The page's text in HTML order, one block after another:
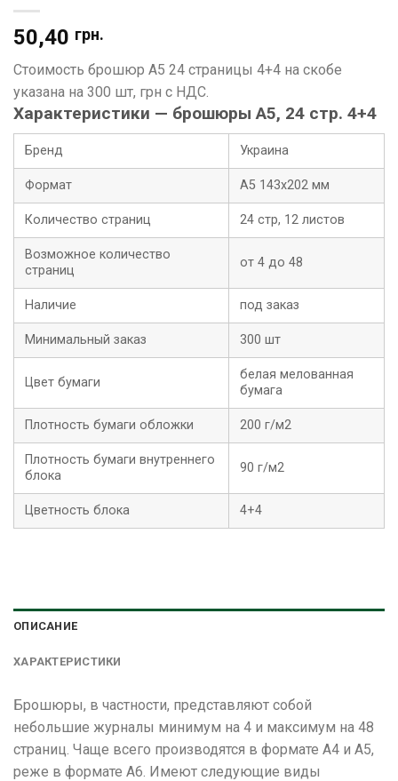
50,40 грн.
Стоимость брошюр А5 24 страницы 4+4 на скобе
указана на 300 шт, грн с НДС.
Характеристики — брошюры А5, 24 стр. 4+4
Бренд Украина
Формат А5 143х202 мм
Количество страниц 24 стр, 12 листов
Возможное количество
страниц
от 4 до 48
Наличие под заказ
Минимальный заказ 300 шт
Цвет бумаги
белая мелованная
бумага
Плотность бумаги обложки 200 г/м2
Плотность бумаги внутреннего
блока
90 г/м2
Цветность блока 4+4
ОПИСАНИЕ
ХАРАКТЕРИСТИКИ
Брошюры, в частности, представляют собой
небольшие журналы минимум на 4 и максимум на 48
страниц. Чаще всего производятся в формате А4 и А5,
реже в формате А6. Имеют следующие виды